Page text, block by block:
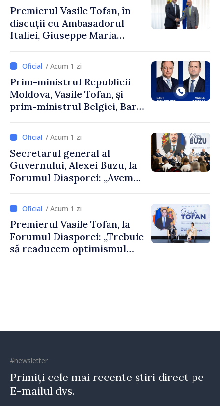
Premierul Vasile Tofan, în
discuții cu Ambasadorul
Italiei, Giuseppe Maria
/ Acum 1 zi
Prim-ministrul Republicii
Moldova, Vasile Tofan, și
prim-ministrul Belgiei, Bart
despre parcursul european
al Republicii Moldova.
/ Acum 1 zi
Secretarul general al
Guvernului, Alexei Buzu, la
Forumul Diasporei: „Avem
dumneavoastră pentru a
construi comunități mai
puternice”
/ Acum 1 zi
Premierul Vasile Tofan, la
Forumul Diasporei: „Trebuie
să readucem optimismul
#newsletter
Primiți cele mai recente știri direct pe
E-mailul dvs.